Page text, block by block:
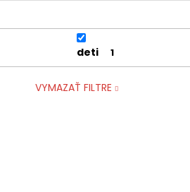
deti 1
VYMAZAŤ FILTRE